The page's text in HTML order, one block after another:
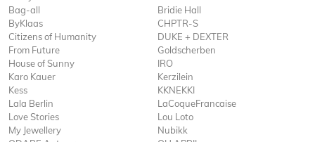
Bag-all
Bridie Hall
ByKlaas
CHPTR-S
Citizens of Humanity
DUKE + DEXTER
From Future
Goldscherben
House of Sunny
IRO
Karo Kauer
Kerzilein
Kess
KKNEKKI
Lala Berlin
LaCoqueFrancaise
Love Stories
Lou Loto
My Jewellery
Nubikk